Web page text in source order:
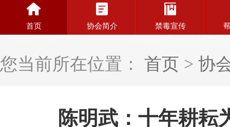
首页 协会简介 禁毒宣传
您当前所在位置： 首页 > 协
陈明武：十年耕耘